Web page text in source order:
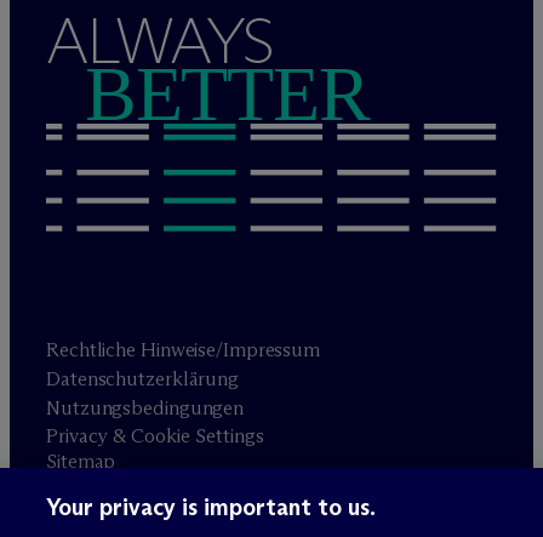
ALWAYS
BETTER
Rechtliche Hinweise/Impressum
Datenschutzerklärung
Nutzungsbedingungen
Privacy & Cookie Settings
Sitemap
Your privacy is important to us.